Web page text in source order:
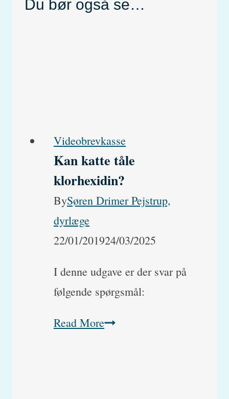
Du bør også se…
Videobrevkasse
Kan katte tåle
klorhexidin?
BySøren Drimer Pejstrup,
dyrlæge
22/01/201924/03/2025
I denne udgave er der svar på
følgende spørgsmål:
Read MoreKan